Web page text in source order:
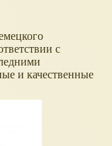
с
и качественные